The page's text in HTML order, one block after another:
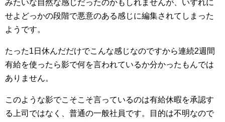
みたいな自然な感じだったのかもしれませんが、いずれに
せよどっかの段階で悪意のある感じに編集されてしまった
ようです。
たった1日休んだだけでこんな感じなのですから連続2週間
有給を使ったら影で何を言われているか分かったもんでは
ありません。
このような影でこそこそ言っているのは有給休暇を承認す
る上司ではなく、普通の一般社員です。目的は不明なので